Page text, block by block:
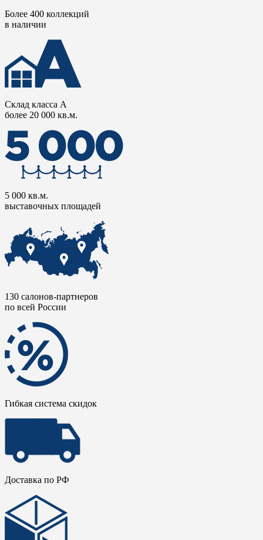
Более 400 коллекций
в наличии
Склад класса А
более 20 000 кв.м.
5 000 кв.м.
выставочных площадей
130 салонов-партнеров
по всей России
Гибкая система скидок
Доставка по РФ